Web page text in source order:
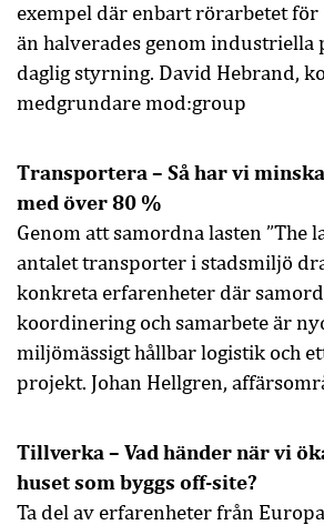
exempel där enbart rörarbetet
än halverades genom industriella
daglig styrning. David Hebrand,
medgrundare mod:group
Transportera – Så har vi
med över 80 %
Genom att samordna lasten ”The
antalet transporter i stadsmiljö
konkreta erfarenheter där
koordinering och samarbete är
miljömässigt hållbar logistik och
projekt. Johan Hellgren,
Tillverka – Vad händer när vi
huset som byggs off-site?
Ta del av erfarenheter från